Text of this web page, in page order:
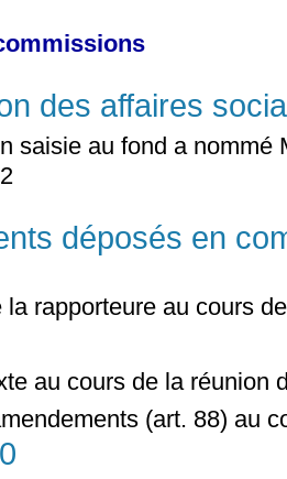
des affaires
saisie au fond a nommé
déposés en
la rapporteure au cours
au cours de la réunion
(art. 88) au